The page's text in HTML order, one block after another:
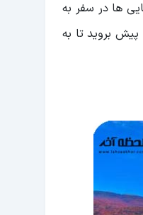
ها در سفر به
میدان کلاردشت، تا کیلومتر 2 جاده عباس آباد پیش بروید تا به